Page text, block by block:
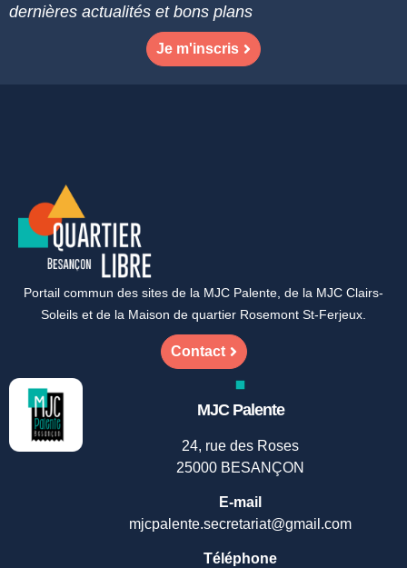
dernières actualités et bons plans
Je m'inscris
Portail commun des sites de la MJC Palente, de la MJC Clairs-
Soleils et de la Maison de quartier Rosemont St-Ferjeux.
Contact
MJC Palente
24, rue des Roses
25000 BESANÇON
E-mail
mjcpalente.secretariat@gmail.com
Téléphone